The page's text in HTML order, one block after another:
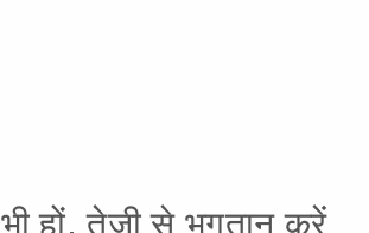
हों, तेजी से भुगतान करें